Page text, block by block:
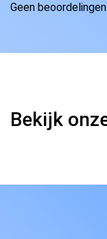
Geen
Bekijk